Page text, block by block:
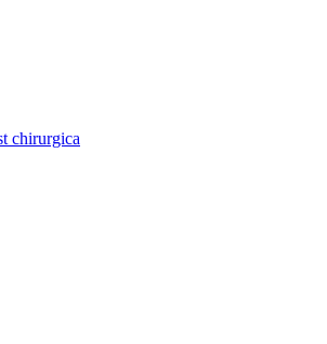
chirurgica